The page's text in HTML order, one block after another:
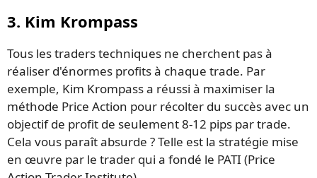
3. Kim Krompass
Tous les traders techniques ne cherchent pas à
réaliser d'énormes profits à chaque trade. Par
exemple, Kim Krompass a réussi à maximiser la
méthode Price Action pour récolter du succès avec un
objectif de profit de seulement 8-12 pips par trade.
Cela vous paraît absurde ? Telle est la stratégie mise
en œuvre par le trader qui a fondé le PATI (Price